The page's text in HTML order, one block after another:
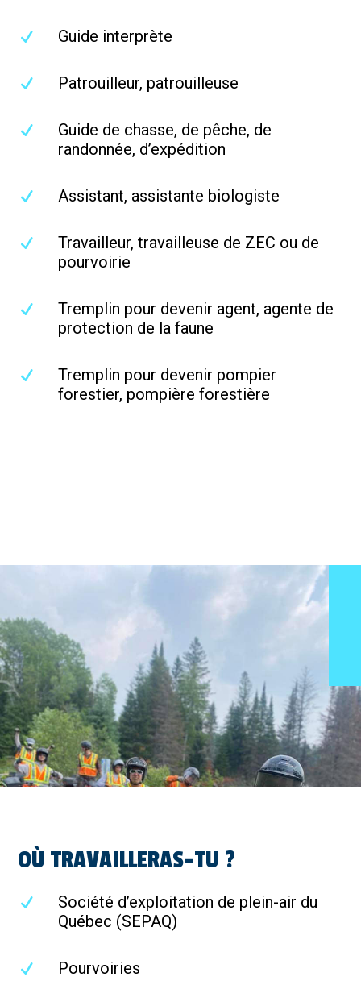
Guide interprète
Patrouilleur, patrouilleuse
Guide de chasse, de pêche, de
randonnée, d’expédition
Assistant, assistante biologiste
Travailleur, travailleuse de ZEC ou de
pourvoirie
Tremplin pour devenir agent, agente de
protection de la faune
Tremplin pour devenir pompier
forestier, pompière forestière
OÙ TRAVAILLERAS-TU ?
Société d’exploitation de plein-air du
Québec (SEPAQ)
Pourvoiries